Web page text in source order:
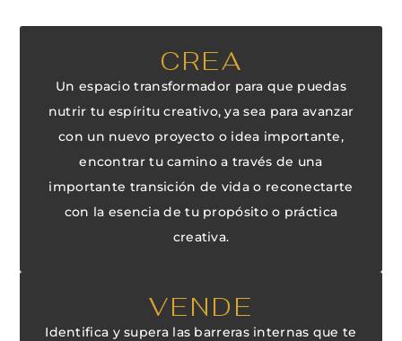
CREA
Un espacio transformador para que puedas
nutrir tu espíritu creativo, ya sea para avanzar
con un nuevo proyecto o idea importante,
encontrar tu camino a través de una
importante transición de vida o reconectarte
con la esencia de tu propósito o práctica
creativa.
VENDE
Identifica y supera las barreras internas que te